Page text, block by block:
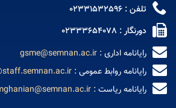
تلفن : 02331532596
دورنگار : 02333654078
رایانامه اداری : gsme@semnan.ac.ir
رایانامه روابط عمومی :
رایانامه ریاست :